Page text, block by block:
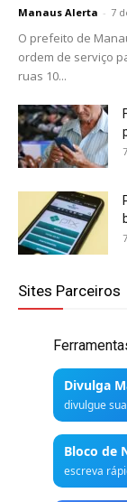
Manaus Alerta - 7
O prefeito de
ordem de serviço
ruas 10...
Sites Parceiros
Divulga
divulgue
Bloco de
escreva